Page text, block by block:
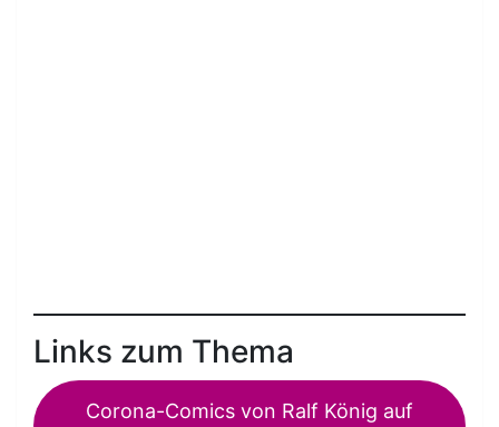
Links zum Thema
Corona-Comics von Ralf König auf